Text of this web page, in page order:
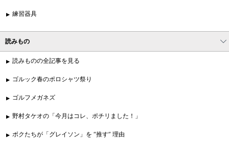
練習器具
読みもの
読みものの全記事を見る
ゴルック春のポロシャツ祭り
ゴルフメガネズ
野村タケオの「今月はコレ、ポチリました！」
ボクたちが「グレイソン」を “推す” 理由